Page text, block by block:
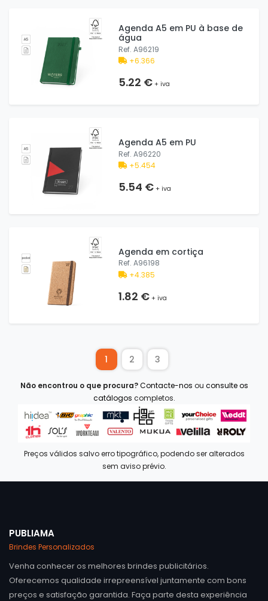
Agenda A5 em PU à base de
água
Ref. A96219
+6.366
5.22 €+ iva
Agenda A5 em PU
Ref. A96220
+5.454
5.54 €+ iva
Agenda em cortiça
Ref. A96198
+4.385
1.82 €+ iva
1 2 3
Não encontrou o que procura? Contacte-nos ou consulte os
catálogos completos.
Preços válidos salvo erro tipográfico, podendo ser alterados
sem aviso prévio.
PUBLIAMA
Brindes Personalizados
Venha conhecer os melhores brindes publicitários.
Oferecemos qualidade irrepreensível juntamente com bons
preços e satisfação garantida. Faça parte desta experiência